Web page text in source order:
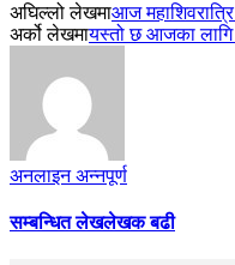
अघिल्लो लेखमाआज महाशिवरात्रि
अर्को लेखमायस्तो छ आजका लागि
अनलाइन अन्नपूर्ण
सम्बन्धित लेखलेखक बढी